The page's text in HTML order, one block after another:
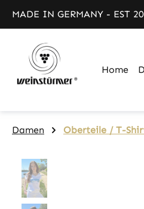
Hauptinhalt springen
Zur Suche springen
Zur Hauptnavigation
MADE IN GERMANY - EST
Home
Damen Oberteile / T-
Bildergalerie überspringen